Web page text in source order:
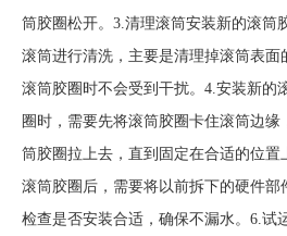
筒胶圈松开。3.清理滚筒安装新的滚筒
滚筒进行清洗，主要是清理掉滚筒表面
滚筒胶圈时不会受到干扰。4.安装新的
圈时，需要先将滚筒胶圈卡住滚筒边
筒胶圈拉上去，直到固定在合适的位置
滚筒胶圈后，需要将以前拆下的硬件部
检查是否安装合适，确保不漏水。6.试